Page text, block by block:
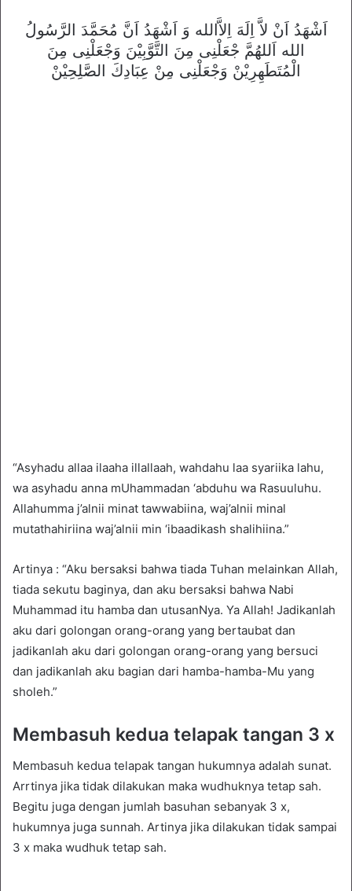
اَشْهَدُ اَنْ لاَّ اِلَهَ اِلاَّالله وَ اَشْهَدُ اَنَّ مُحَمَّدَ الرَّسُولُ
الله اَللهُمَّ جْعَلْنِى مِنَ التَّوَّبِيْنَ وَجْعَلْنِى مِنَ
الْمُتَطَهِرِيْنْ وَجْعَلْنِى مِنْ عِبَادِكَ الصَّلِحِيْنْ
“Asyhadu allaa ilaaha illallaah, wahdahu laa syariika lahu,
wa asyhadu anna mUhammadan ‘abduhu wa Rasuuluhu.
Allahumma j’alnii minat tawwabiina, waj’alnii minal
mutathahiriina waj’alnii min ‘ibaadikash shalihiina.”
Artinya : “Aku bersaksi bahwa tiada Tuhan melainkan Allah,
tiada sekutu baginya, dan aku bersaksi bahwa Nabi
Muhammad itu hamba dan utusanNya. Ya Allah! Jadikanlah
aku dari golongan orang-orang yang bertaubat dan
jadikanlah aku dari golongan orang-orang yang bersuci
dan jadikanlah aku bagian dari hamba-hamba-Mu yang
sholeh.”
Membasuh kedua telapak tangan 3 x
Membasuh kedua telapak tangan hukumnya adalah sunat.
Arrtinya jika tidak dilakukan maka wudhuknya tetap sah.
Begitu juga dengan jumlah basuhan sebanyak 3 x,
hukumnya juga sunnah. Artinya jika dilakukan tidak sampai
3 x maka wudhuk tetap sah.